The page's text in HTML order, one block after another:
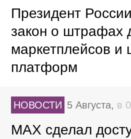
Президент
закон о штрафах
маркетплейсов
платформ
НОВОСТИ 5 Августа, в
MAX сделал